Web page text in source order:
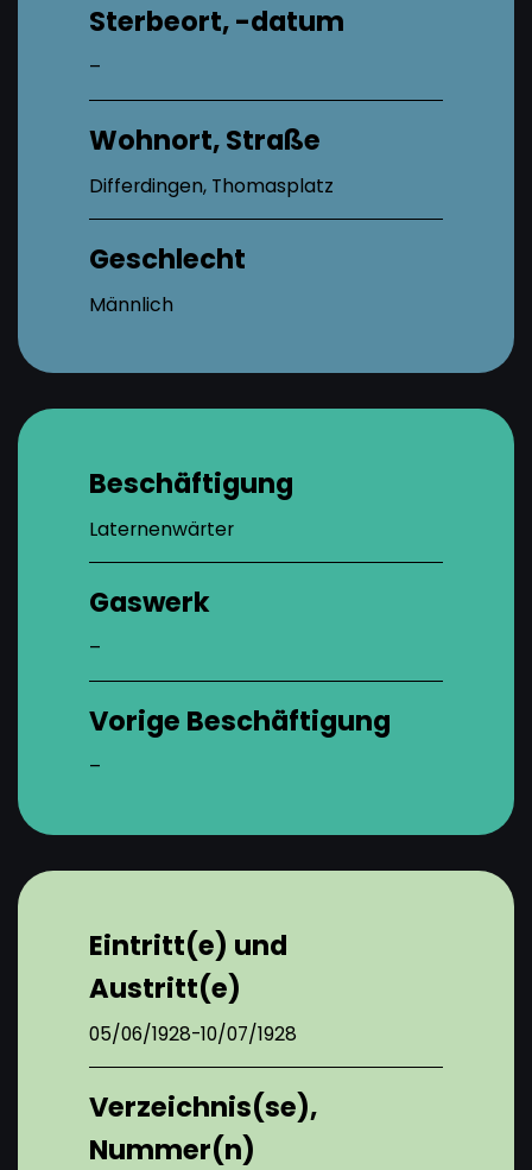
Sterbeort, -datum
–
Wohnort, Straße
Differdingen, Thomasplatz
Geschlecht
Männlich
Beschäftigung
Laternenwärter
Gaswerk
–
Vorige Beschäftigung
–
Eintritt(e) und
Austritt(e)
05/06/1928-10/07/1928
Verzeichnis(se),
Nummer(n)